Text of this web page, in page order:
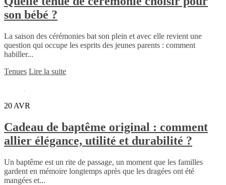
son bébé ?
La saison des cérémonies bat son plein et avec elle revient une
question qui occupe les esprits des jeunes parents : comment
habiller...
Tenues Lire la suite
20 AVR
Cadeau de baptême original : comment
allier élégance, utilité et durabilité ?
Un baptême est un rite de passage, un moment que les familles
gardent en mémoire longtemps après que les dragées ont été
mangées et...